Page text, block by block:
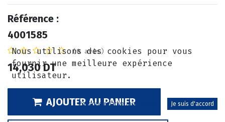
Référence :
4001585
(0 avis)
14,030DT
AJOUTER AU PANIER
Nous utilisons des cookies pour vous
fournir une meilleure expérience
utilisateur.
Politique relative aux cookies Je suis d'accord